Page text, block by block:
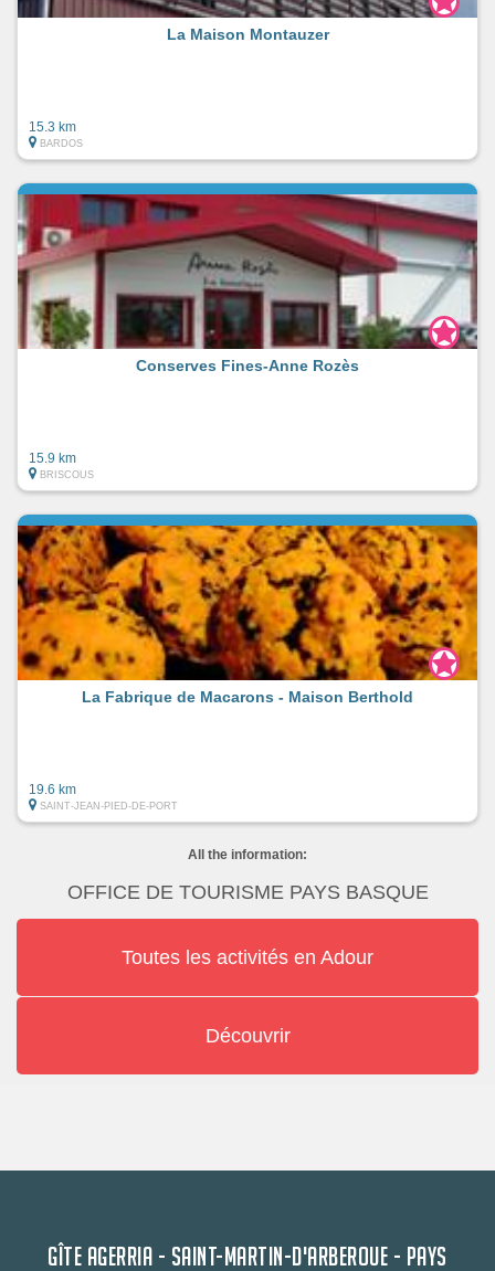
La Maison Montauzer
15.3 km
BARDOS
Conserves Fines-Anne Rozès
15.9 km
BRISCOUS
La Fabrique de Macarons - Maison Berthold
19.6 km
SAINT-JEAN-PIED-DE-PORT
All the information:
OFFICE DE TOURISME PAYS BASQUE
Toutes les activités en Adour
Découvrir
GÎTE AGERRIA - SAINT-MARTIN-D'ARBEROUE - PAYS